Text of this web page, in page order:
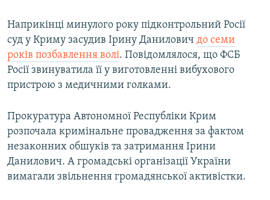
Наприкінці минулого року підконтрольний Росії
суд у Криму засудив Ірину Данилович до семи
років позбавлення волі. Повідомлялося, що ФСБ
Росії звинуватила її у виготовленні вибухового
пристрою з медичними голками.
Прокуратура Автономної Республіки Крим
розпочала кримінальне провадження за фактом
незаконних обшуків та затримання Ірини
Данилович. А громадські організації України
вимагали звільнення громадянської активістки.